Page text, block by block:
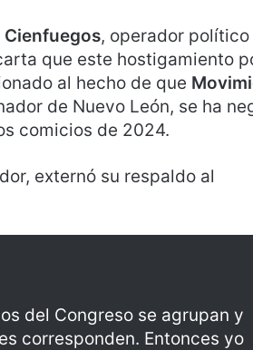
, operador político
que este hostigamiento
al hecho de que
de Nuevo León, se ha
comicios de 2024.
externó su respaldo al
del Congreso se agrupan y
corresponden. Entonces yo